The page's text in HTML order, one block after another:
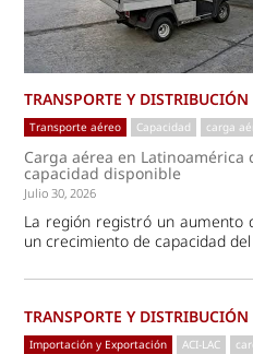
TRANSPORTE Y DISTRIBUCIÓN
Transporte aéreo Capacidad carga
Carga aérea en Latinoamérica
capacidad disponible
Julio 30, 2026
La región registró un aumento
un crecimiento de capacidad
TRANSPORTE Y DISTRIBUCIÓN
Importación y Exportación ACI-LAC